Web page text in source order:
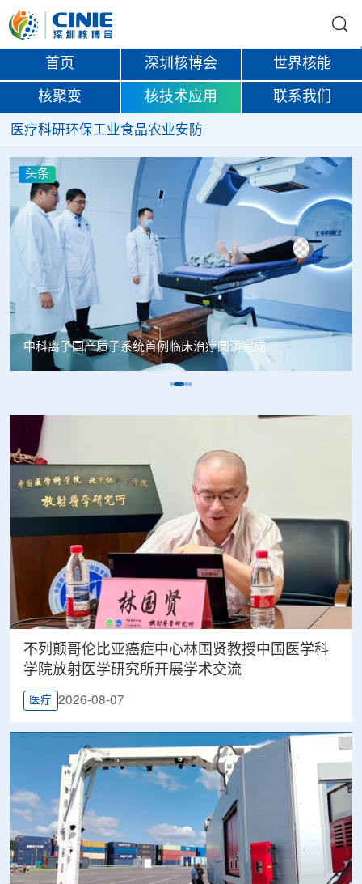
首页 深圳核博会 世界核能
核聚变 核技术应用 联系我们
医疗科研环保工业食品农业安防
头条
韩国忠清北道上半年农水产品放射性检测结果达标
不列颠哥伦比亚癌症中心林国贤教授中国医学科
学院放射医学研究所开展学术交流
医疗 2026-08-07